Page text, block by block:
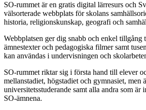
SO-rummet är en gratis digital lärresurs och
välsorterade webbplats för skolans
historia, religionskunskap, geografi och
Webbplatsen ger dig snabb och enkel tillgång
ämnestexter och pedagogiska filmer samt
kan användas i undervisningen och
SO-rummet riktar sig i första hand till elever
mellanstadiet, högstadiet och gymnasiet, men
universitetsstuderande samt alla andra som är
SO-ämnena.